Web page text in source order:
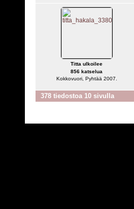
Titta ulkoilee
856 katselua
Kokkovuori, Pyhtää 2007.
378 tiedostoa 10 sivulla